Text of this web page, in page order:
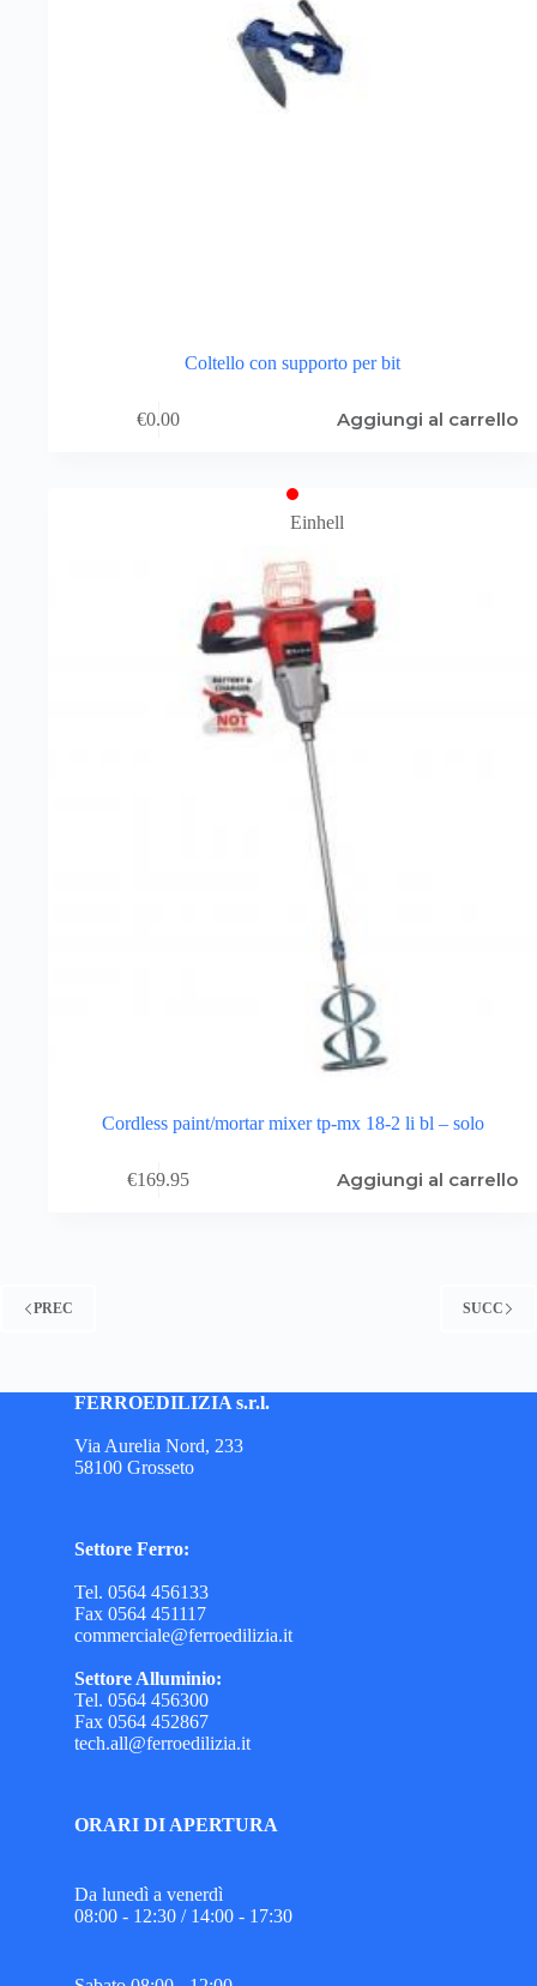
Coltello con supporto per bit
€0.00 Aggiungi al carrello
Einhell
Cordless paint/mortar mixer tp-mx 18-2 li bl – solo
€169.95 Aggiungi al carrello
PREC SUCC
FERROEDILIZIA s.r.l.
Via Aurelia Nord, 233
58100 Grosseto
Settore Ferro:
Tel. 0564 456133
Fax 0564 451117
commerciale@ferroedilizia.it
Settore Alluminio:
Tel. 0564 456300
Fax 0564 452867
tech.all@ferroedilizia.it
ORARI DI APERTURA
Da lunedì a venerdì
08:00 - 12:30 / 14:00 - 17:30